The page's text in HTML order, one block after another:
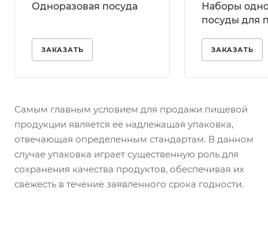
Одноразовая посуда
ЗАКАЗАТЬ
Наборы
посуды для
ЗАКАЗАТЬ
Самым главным условием для продажи пищевой
продукции является её надлежащая упаковка,
отвечающая определенным стандартам. В данном
случае упаковка играет существенную роль для
сохранения качества продуктов, обеспечивая их
свежесть в течение заявленного срока годности.